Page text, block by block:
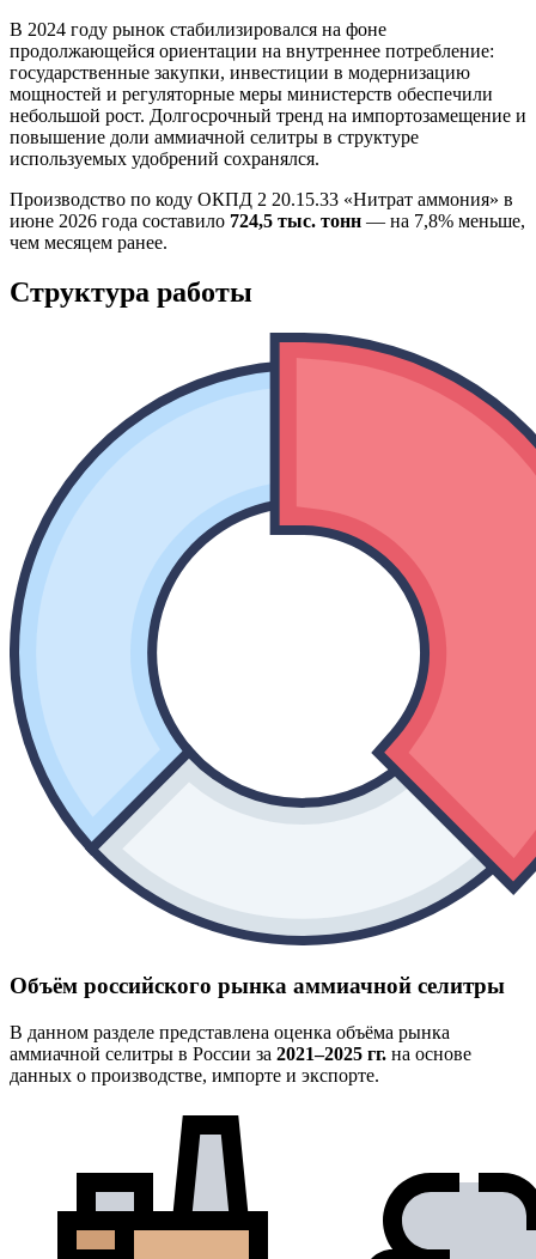
В 2024 году рынок стабилизировался на фоне
продолжающейся ориентации на внутреннее потребление:
государственные закупки, инвестиции в модернизацию
мощностей и регуляторные меры министерств обеспечили
небольшой рост. Долгосрочный тренд на импортозамещение и
повышение доли аммиачной селитры в структуре
используемых удобрений сохранялся.
Производство по коду ОКПД 2 20.15.33 «Нитрат аммония» в
июне 2026 года составило 724,5 тыс. тонн — на 7,8% меньше,
чем месяцем ранее.
Структура работы
Объём российского рынка аммиачной селитры
В данном разделе представлена оценка объёма рынка
аммиачной селитры в России за 2021–2025 гг. на основе
данных о производстве, импорте и экспорте.